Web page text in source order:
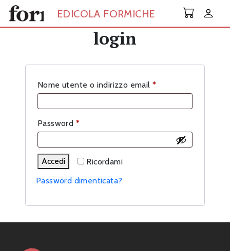
Skip to main content
EDICOLA FORMICHE
login
Nome utente o indirizzo email *Richiesto
Password *Richiesto
Ricordami
Accedi
Password dimenticata?